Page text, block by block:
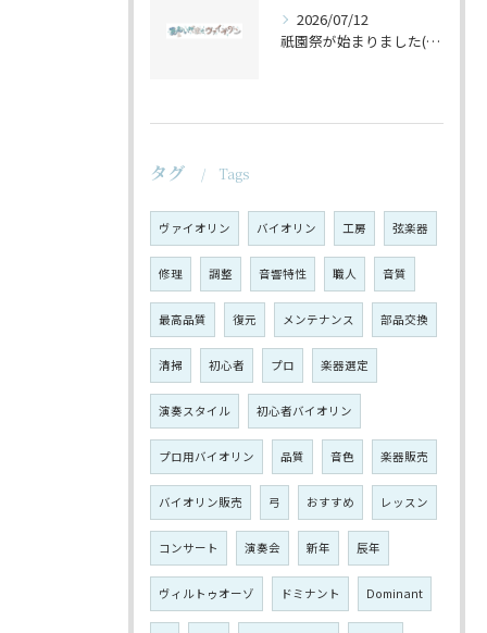
2026/07/12
祇園祭が始まりました(^^♪
タグ Tags
ヴァイオリン バイオリン 工房 弦楽器
修理 調整 音響特性 職人 音質
最高品質 復元 メンテナンス 部品交換
清掃 初心者 プロ 楽器選定
演奏スタイル 初心者バイオリン
プロ用バイオリン 品質 音色 楽器販売
バイオリン販売 弓 おすすめ レッスン
コンサート 演奏会 新年 辰年
ヴィルトゥオーゾ ドミナント Dominant